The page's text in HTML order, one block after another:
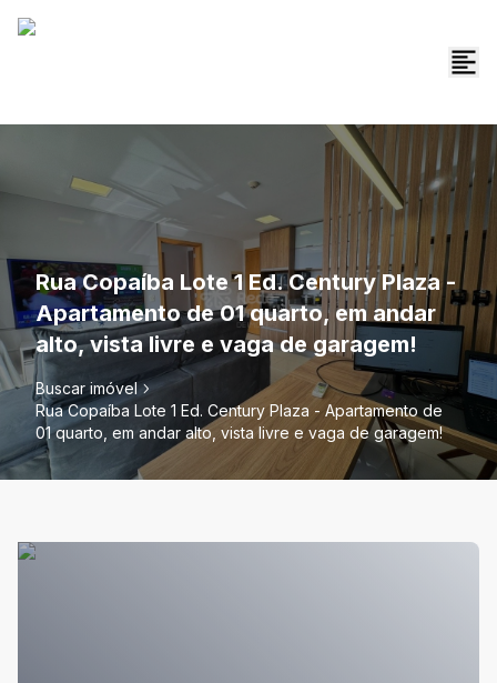
Rua Copaíba Lote 1 Ed. Century Plaza -
Apartamento de 01 quarto, em andar
alto, vista livre e vaga de garagem!
Buscar imóvel
Rua Copaíba Lote 1 Ed. Century Plaza - Apartamento de
01 quarto, em andar alto, vista livre e vaga de garagem!